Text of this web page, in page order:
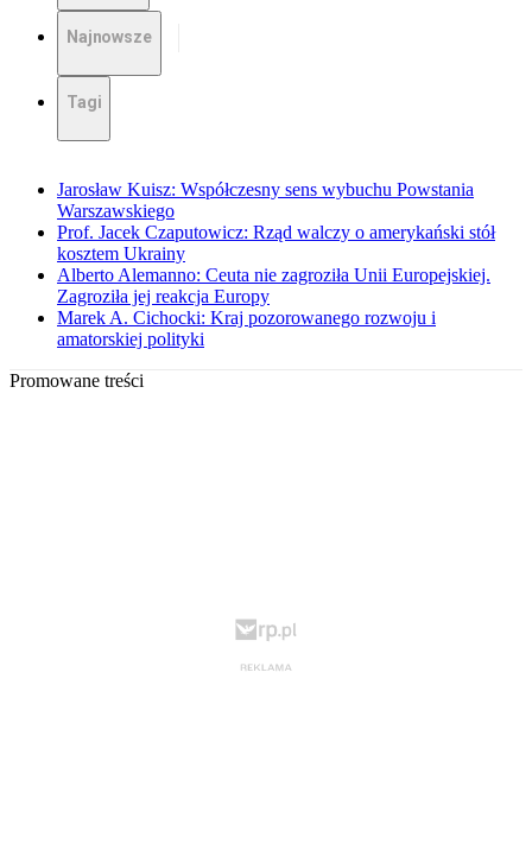
Najnowsze
Tagi
Jarosław Kuisz: Współczesny sens wybuchu Powstania
Warszawskiego
Prof. Jacek Czaputowicz: Rząd walczy o amerykański stół
kosztem Ukrainy
Alberto Alemanno: Ceuta nie zagroziła Unii Europejskiej.
Zagroziła jej reakcja Europy
Marek A. Cichocki: Kraj pozorowanego rozwoju i
amatorskiej polityki
Promowane treści